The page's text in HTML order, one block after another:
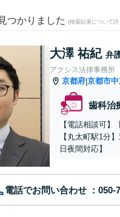
つかりました (検索結果について詳
大澤 祐紀 弁
アクシス法律事務所
京都府|京都市
歯科治
【電話相談可
【丸太町駅1分
日夜間対応】
電話でお問い合わせ